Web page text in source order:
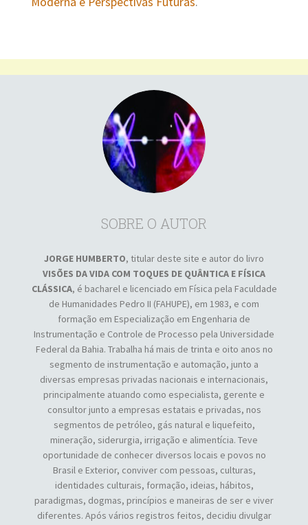
SOBRE O AUTOR
JORGE HUMBERTO, titular deste site e autor do livro
VISÕES DA VIDA COM TOQUES DE QUÂNTICA E FÍSICA
CLÁSSICA, é bacharel e licenciado em Física pela Faculdade
de Humanidades Pedro II (FAHUPE), em 1983, e com
formação em Especialização em Engenharia de
Instrumentação e Controle de Processo pela Universidade
Federal da Bahia. Trabalha há mais de trinta e oito anos no
segmento de instrumentação e automação, junto a
diversas empresas privadas nacionais e internacionais,
principalmente atuando como especialista, gerente e
consultor junto a empresas estatais e privadas, nos
segmentos de petróleo, gás natural e liquefeito,
mineração, siderurgia, irrigação e alimentícia. Teve
oportunidade de conhecer diversos locais e povos no
Brasil e Exterior, conviver com pessoas, culturas,
identidades culturais, formação, ideias, hábitos,
paradigmas, dogmas, princípios e maneiras de ser e viver
diferentes. Após vários registros feitos, decidiu divulgar